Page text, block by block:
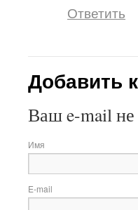
Ответить
Добавить
Ваш e-mail не
Имя
E-mail